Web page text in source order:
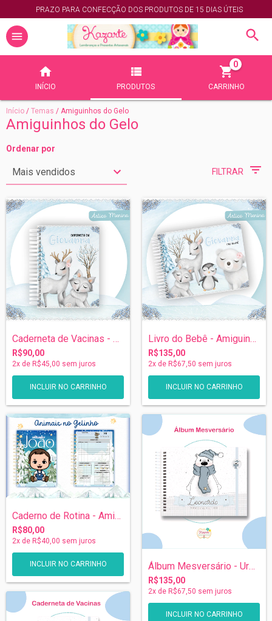
PRAZO PARA CONFECÇÃO DOS PRODUTOS DE 15 DIAS ÚTEIS
INÍCIO PRODUTOS CARRINHO
0
Início / Temas / Amiguinhos do Gelo
Amiguinhos do Gelo
Ordenar por
FILTRAR
Caderneta de Vacinas - Amiguinhos do Gel...
R$90,00
2x de R$45,00 sem juros
Livro do Bebê - Amiguinhos do Gelo
R$135,00
2x de R$67,50 sem juros
Caderno de Rotina - Amiguinhos do Gelo
R$80,00
2x de R$40,00 sem juros
Álbum Mesversário - Ursinho Polar
R$135,00
2x de R$67,50 sem juros